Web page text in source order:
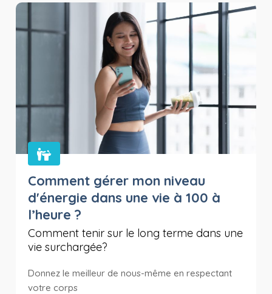
Comment gérer mon niveau
d'énergie dans une vie à 100 à
l’heure ?
Comment tenir sur le long terme dans une
vie surchargée?
Donnez le meilleur de nous-même en respectant
votre corps